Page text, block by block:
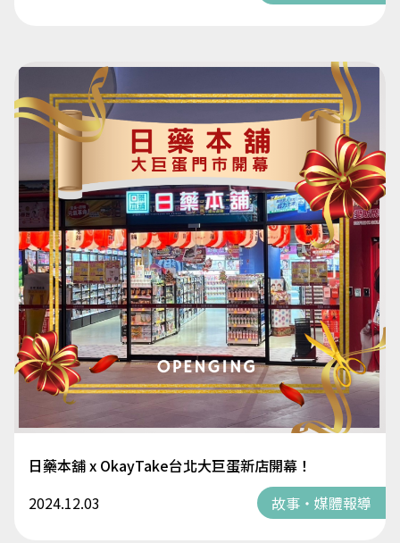
日藥本舖 x OkayTake台北大巨蛋新店開幕！
2024.12.03
故事・媒體報導